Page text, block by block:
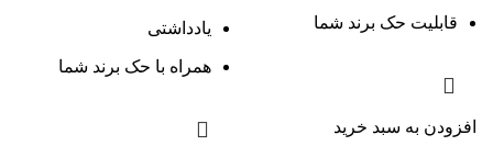
قابلیت حک برند شما
افزودن به سبد خرید
یادداشتی
همراه با حک برند شما